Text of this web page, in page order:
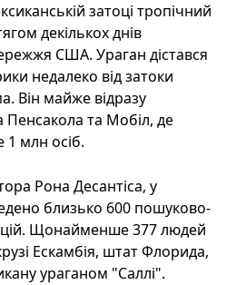
затоці тропічний
декількох днів
США. Ураган дістався
недалеко від затоки
Він майже відразу
Пенсакола та Мобіл, де
млн осіб.
Рона Десантіса, у
близько 600 пошуково-
Щонайменше 377 людей
Ескамбія, штат Флорида,
ураганом "Саллі".